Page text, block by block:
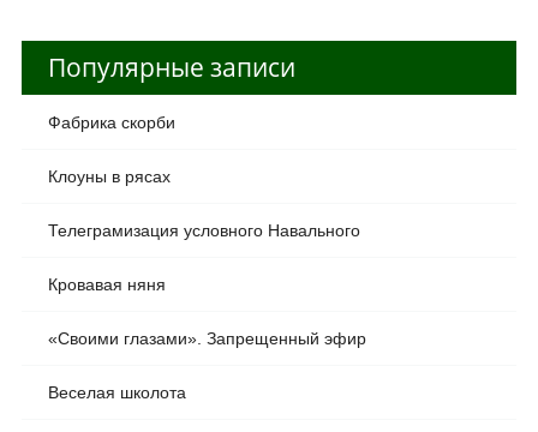
Популярные записи
Фабрика скорби
Клоуны в рясах
Телеграмизация условного Навального
Кровавая няня
«Своими глазами». Запрещенный эфир
Веселая школота